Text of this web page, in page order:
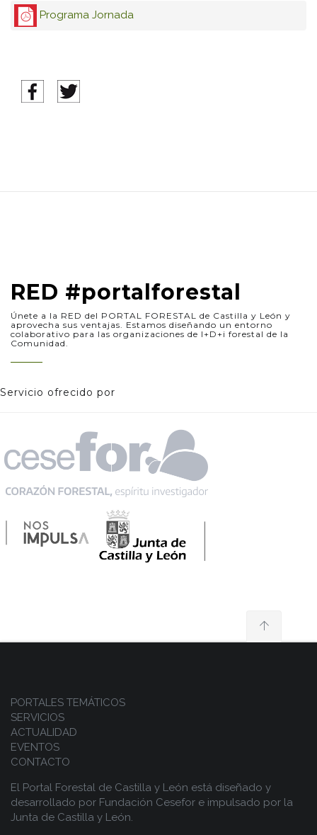
Programa Jornada
RED #portalforestal
Únete a la RED del PORTAL FORESTAL de Castilla y León y
aprovecha sus ventajas. Estamos diseñando un entorno
colaborativo para las organizaciones de I+D+i forestal de la
Comunidad.
Servicio ofrecido por
PORTALES TEMÁTICOS
SERVICIOS
ACTUALIDAD
EVENTOS
CONTACTO
El Portal Forestal de Castilla y León está diseñado y
desarrollado por Fundación Cesefor e impulsado por la
Junta de Castilla y León.